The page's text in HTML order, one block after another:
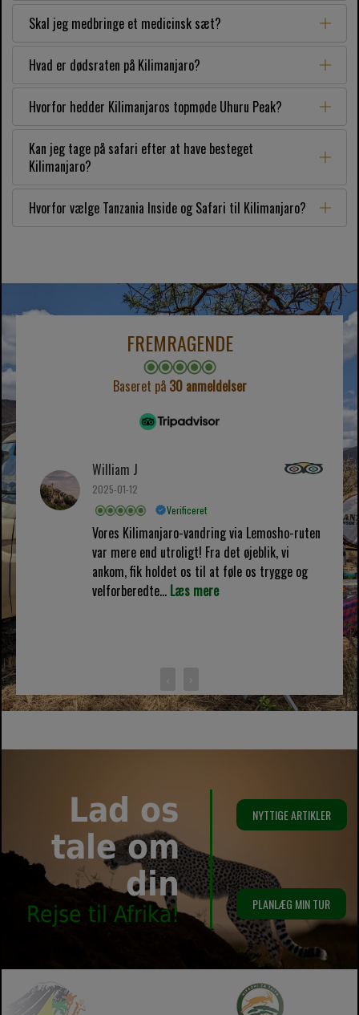
Skal jeg medbringe et medicinsk sæt?
Hvad er dødsraten på Kilimanjaro?
Hvorfor hedder Kilimanjaros topmøde Uhuru Peak?
Kan jeg tage på safari efter at have besteget
Kilimanjaro?
Hvorfor vælge Tanzania Inside og Safari til Kilimanjaro?
FREMRAGENDE
Baseret på 30 anmeldelser
William J
2025-01-12
Verificeret
Vores Kilimanjaro-vandring via Lemosho-ruten
var mere end utroligt! Fra det øjeblik, vi
ankom, fik holdet os til at føle os trygge og
velforberedte... Læs mere
Lad os
tale om
din
Rejse til Afrika!
NYTTIGE ARTIKLER
PLANLÆG MIN TUR